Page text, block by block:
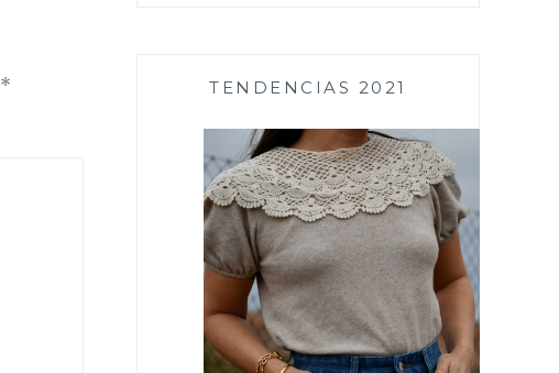
* TENDENCIAS 2021